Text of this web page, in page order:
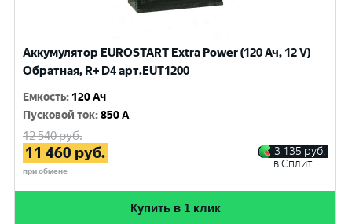
Аккумулятор EUROSTART Extra Power (120 Ач, 12 V)
Обратная, R+ D4 арт.EUT1200
Емкость: 120 Ач
Пусковой ток:850 A
12 540руб.
11 460 руб.
при обмене
3 135 руб.
в Сплит
Купить в 1 клик